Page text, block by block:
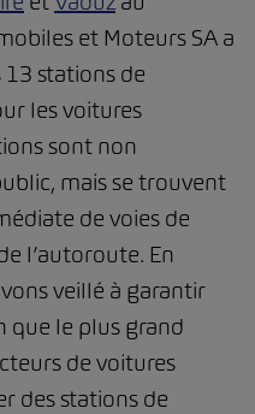
et Moteurs SA a
13 stations de
les voitures
sont non
mais se trouvent
de voies de
l’autoroute. En
veillé à garantir
que le plus grand
de voitures
des stations de